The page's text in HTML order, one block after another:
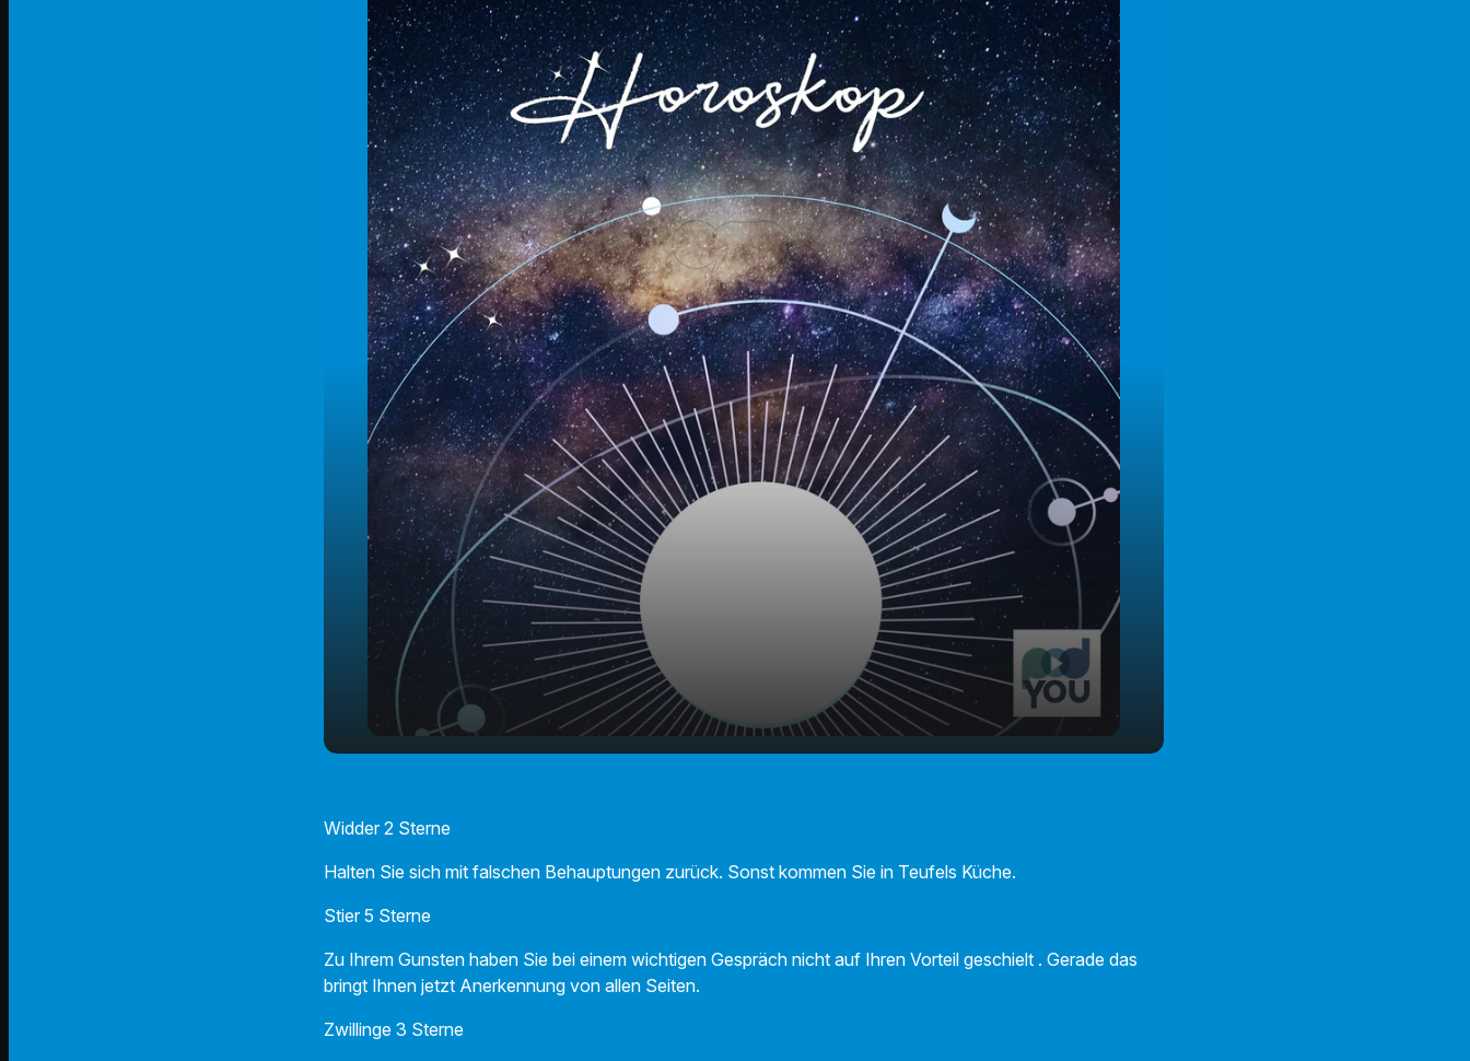
Widder 2 Sterne
Halten Sie sich mit falschen Behauptungen zurück. Sonst kommen Sie in Teufels Küche.
Stier 5 Sterne
Zu Ihrem Gunsten haben Sie bei einem wichtigen Gespräch nicht auf Ihren Vorteil geschielt . Gerade das
bringt Ihnen jetzt Anerkennung von allen Seiten.
Zwillinge 3 Sterne